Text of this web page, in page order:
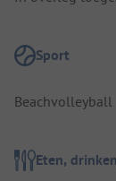
Sport
Beachvolleyball
Eten,